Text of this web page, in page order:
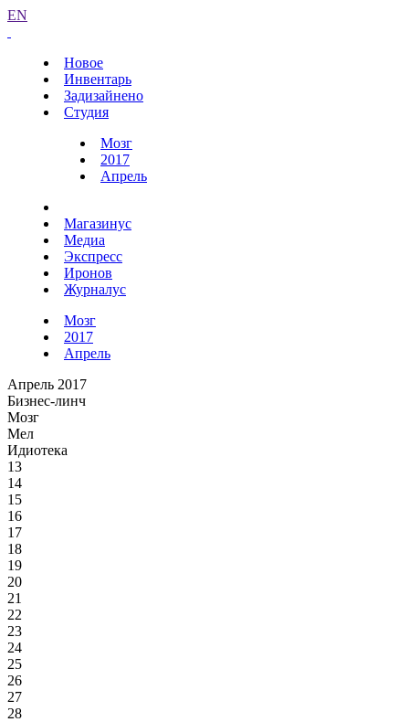
EN
Новое
Инвентарь
Задизайнено
Студия
Мозг
2017
Апрель
Магазинус
Медиа
Экспресс
Иронов
Журналус
Мозг
2017
Апрель
Апрель 2017
Бизнес-линч
Мозг
Мел
Идиотека
13
14
15
16
17
18
19
20
21
22
23
24
25
26
27
28